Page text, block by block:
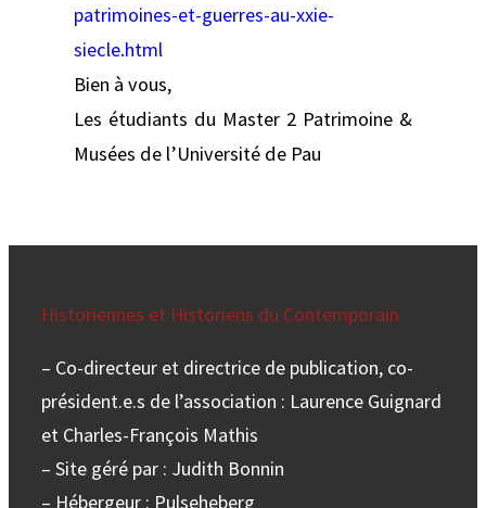
patrimoines-et-guerres-au-xxie-
siecle.html
Bien à vous,
Les étudiants du Master 2 Patrimoine &
Musées de l’Université de Pau
Historiennes et Historiens du Contemporain
– Co-directeur et directrice de publication, co-
président.e.s de l’association : Laurence Guignard
et Charles-François Mathis
– Site géré par : Judith Bonnin
– Hébergeur : Pulseheberg